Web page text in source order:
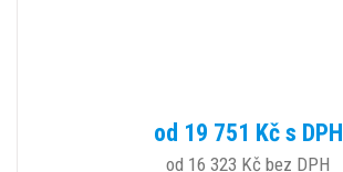
od 19 751 Kč s DPH
od 16 323 Kč bez DPH